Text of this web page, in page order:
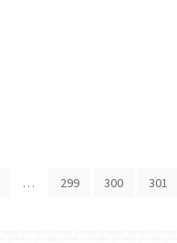
… 299 300 301